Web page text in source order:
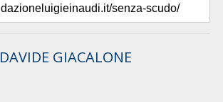
DAVIDE GIACALONE